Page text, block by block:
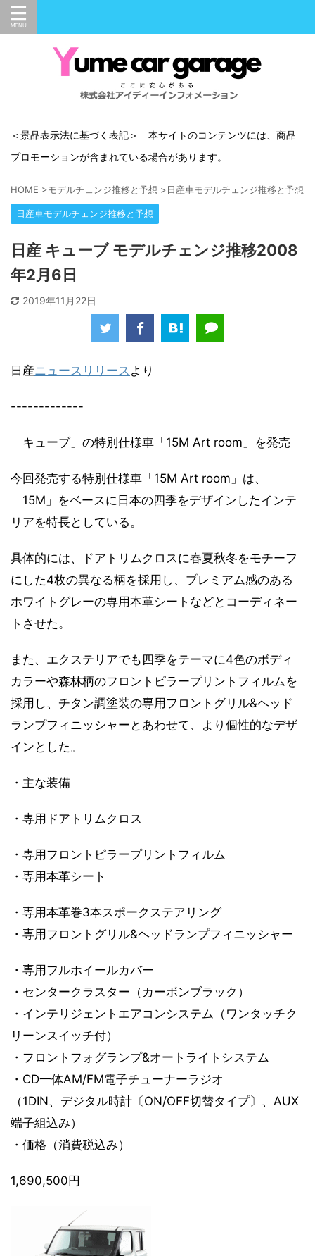
＜景品表示法に基づく表記＞ 本サイトのコンテンツには、商品
プロモーションが含まれている場合があります。
HOME >モデルチェンジ推移と予想 >日産車モデルチェンジ推移と予想
日産車モデルチェンジ推移と予想
日産 キューブ モデルチェンジ推移2008
年2月6日
2019年11月22日
日産ニュースリリース より
-------------
「キューブ」の特別仕様車「15M Art room」を発売
今回発売する特別仕様車「15M Art room」は、
「15M」をベースに日本の四季をデザインしたインテ
リアを特長としている。
具体的には、ドアトリムクロスに春夏秋冬をモチーフ
にした4枚の異なる柄を採用し、プレミアム感のある
ホワイトグレーの専用本革シートなどとコーディネー
トさせた。
また、エクステリアでも四季をテーマに4色のボディ
カラーや森林柄のフロントピラープリントフィルムを
採用し、チタン調塗装の専用フロントグリル&ヘッド
ランプフィニッシャーとあわせて、より個性的なデザ
インとした。
・主な装備
・専用ドアトリムクロス
・専用フロントピラープリントフィルム
・専用本革シート
・専用本革巻3本スポークステアリング
・専用フロントグリル&ヘッドランプフィニッシャー
・専用フルホイールカバー
・センタークラスター（カーボンブラック）
・インテリジェントエアコンシステム（ワンタッチク
リーンスイッチ付）
・フロントフォグランプ&オートライトシステム
・CD一体AM/FM電子チューナーラジオ
（1DIN、デジタル時計〔ON/OFF切替タイプ〕、AUX
端子組込み）
・価格（消費税込み）
1,690,500円